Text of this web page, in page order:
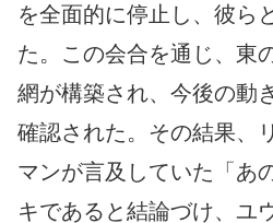
を全面的に停止し、彼ら
た。この会合を通じ、東
網が構築され、今後の動
確認された。その結果、
マンが言及していた「あ
キであると結論づけ、ユ